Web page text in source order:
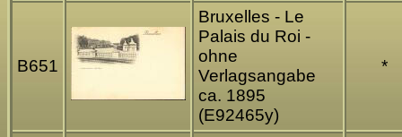
B651
Bruxelles - Le
Palais du Roi -
ohne
Verlagsangabe
ca. 1895
(E92465y)
*